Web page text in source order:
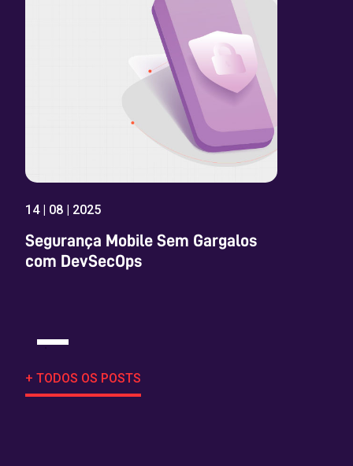
14 | 08 | 2025
Segurança Mobile Sem Gargalos
com DevSecOps
+ TODOS OS POSTS